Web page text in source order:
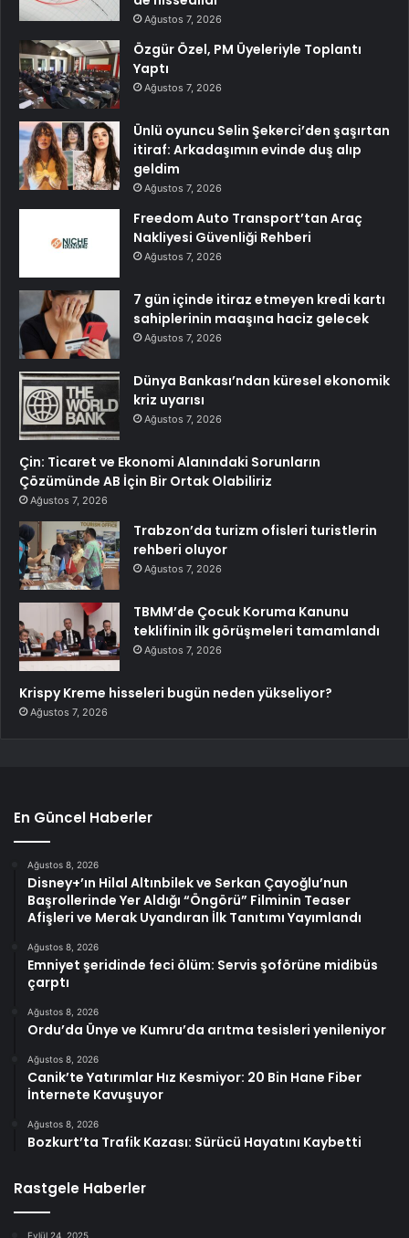
Ağustos 7, 2026
Özgür Özel, PM Üyeleriyle Toplantı
Yaptı
Ağustos 7, 2026
Ünlü oyuncu Selin Şekerci’den şaşırtan
itiraf: Arkadaşımın evinde duş alıp
geldim
Ağustos 7, 2026
Freedom Auto Transport’tan Araç
Nakliyesi Güvenliği Rehberi
Ağustos 7, 2026
7 gün içinde itiraz etmeyen kredi kartı
sahiplerinin maaşına haciz gelecek
Ağustos 7, 2026
Dünya Bankası’ndan küresel ekonomik
kriz uyarısı
Ağustos 7, 2026
Çin: Ticaret ve Ekonomi Alanındaki Sorunların
Çözümünde AB İçin Bir Ortak Olabiliriz
Ağustos 7, 2026
Trabzon’da turizm ofisleri turistlerin
rehberi oluyor
Ağustos 7, 2026
TBMM’de Çocuk Koruma Kanunu
teklifinin ilk görüşmeleri tamamlandı
Ağustos 7, 2026
Krispy Kreme hisseleri bugün neden yükseliyor?
Ağustos 7, 2026
En Güncel Haberler
Ağustos 8, 2026
Disney+’ın Hilal Altınbilek ve Serkan Çayoğlu’nun
Başrollerinde Yer Aldığı “Öngörü” Filminin Teaser
Afişleri ve Merak Uyandıran İlk Tanıtımı Yayımlandı
Ağustos 8, 2026
Emniyet şeridinde feci ölüm: Servis şoförüne midibüs
çarptı
Ağustos 8, 2026
Ordu’da Ünye ve Kumru’da arıtma tesisleri yenileniyor
Ağustos 8, 2026
Canik’te Yatırımlar Hız Kesmiyor: 20 Bin Hane Fiber
İnternete Kavuşuyor
Ağustos 8, 2026
Bozkurt’ta Trafik Kazası: Sürücü Hayatını Kaybetti
Rastgele Haberler
Eylül 24, 2025